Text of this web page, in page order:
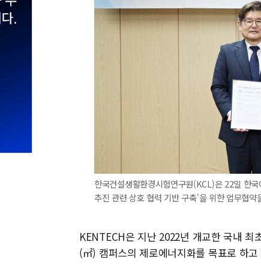
한국건설생활환경시험연구원(KCL)은 22일 한
추진 관련 상호 협력 기반 구축'을 위한 업무
KENTECH은 지난 2022년 개교한 국내 최
(㎡) 캠퍼스의 제로에너지화를 목표로 하고